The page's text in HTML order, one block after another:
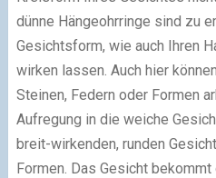
dünne Hängeohrringe sind zu
Gesichtsform, wie auch Ihren
wirken lassen. Auch hier
Steinen, Federn oder Formen
Aufregung in die weiche
breit-wirkenden, runden
Formen. Das Gesicht